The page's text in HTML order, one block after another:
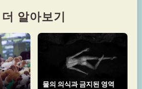
더 알아보기
물의 의식과 금지된 영역